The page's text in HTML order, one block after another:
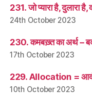
231. जो प्यारा है, दुलारा
24th October 2023
230. कमबख़्त का अर्थ –
17th October 2023
229. Allocation =
10th October 2023